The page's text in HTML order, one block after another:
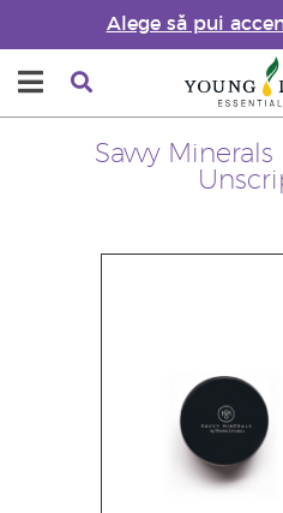
Alege să pui
Savvy